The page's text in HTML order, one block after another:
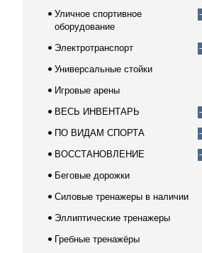
Уличное спортивное
оборудование
Электротранспорт
Универсальные стойки
Игровые арены
ВЕСЬ ИНВЕНТАРЬ
ПО ВИДАМ СПОРТА
ВОССТАНОВЛЕНИЕ
Беговые дорожки
Силовые тренажеры в наличии
Эллиптические тренажеры
Гребные тренажёры